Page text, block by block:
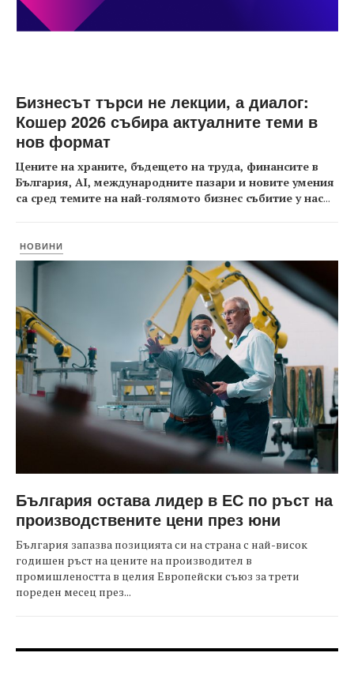
Бизнесът търси не лекции, а диалог:
Кошер 2026 събира актуалните теми в
нов формат
Цените на храните, бъдещето на труда, финансите в
България, AI, международните пазари и новите умения
са сред темите на най-голямото бизнес събитие у нас...
НОВИНИ
България остава лидер в ЕС по ръст на
производствените цени през юни
България запазва позицията си на страна с най-висок
годишен ръст на цените на производител в
промишлеността в целия Европейски съюз за трети
пореден месец през...